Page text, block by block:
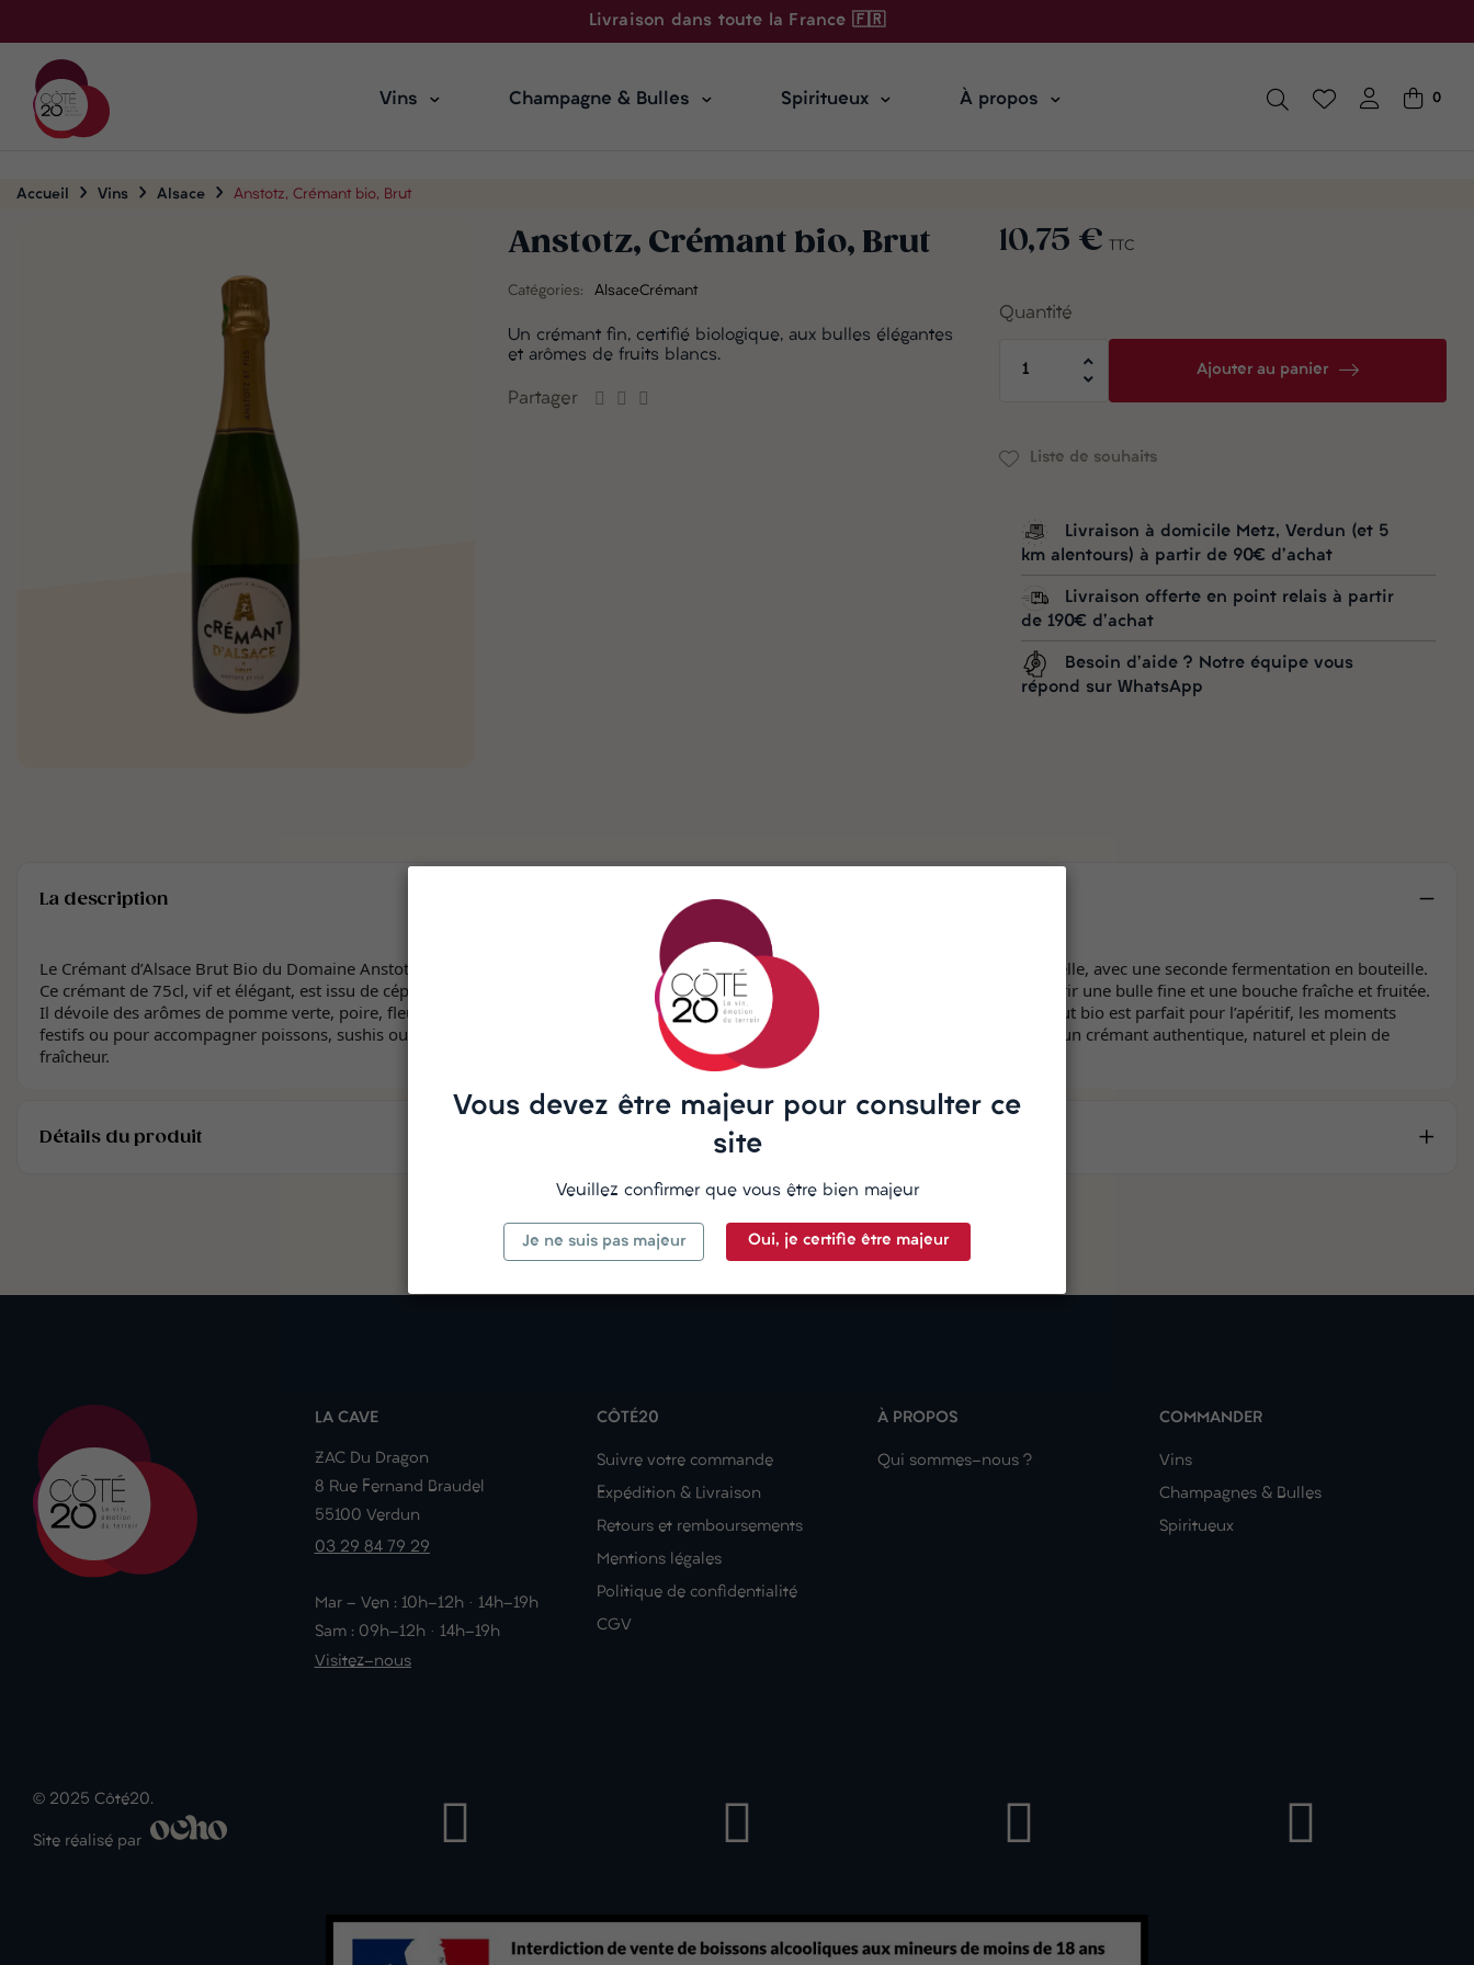
Livraison dans toute la France 🇫🇷
Vins Champagne & Bulles Spiritueux À propos 0
Accueil Vins Alsace Anstotz, Crémant bio, Brut
Anstotz, Crémant bio, Brut
Catégories: AlsaceCrémant
Un crémant fin, certifié biologique, aux bulles élégantes
et arômes de fruits blancs.
Partager
10,75 € TTC
Quantité
Ajouter au panier
Liste de souhaits
Livraison à domicile Metz, Verdun (et 5
km alentours) à partir de 90€ d'achat
Livraison offerte en point relais à partir
de 190€ d'achat
Besoin d'aide ? Notre équipe vous
répond sur WhatsApp
La description
Le Crémant d’Alsace Brut Bio du Domaine Anstotz & Fils est un vin effervescent certifié biologique, élaboré selon la méthode traditionnelle, avec une seconde fermentation en bouteille.
Ce crémant de 75cl, vif et élégant, est issu de cépages alsaciens soigneusement sélectionnés, souvent Pinot Blanc et Auxerrois, pour offrir une bulle fine et une bouche fraîche et fruitée.
Il dévoile des arômes de pomme verte, poire, fleurs blanches et une touche briochée grâce à son élevage sur lies. Sec et équilibré, ce brut bio est parfait pour l’apéritif, les moments
festifs ou pour accompagner poissons, sushis ou fromages frais. Le domaine Anstotz & Fils, engagé en agriculture biologique, signe ici un crémant authentique, naturel et plein de
fraîcheur.
Détails du produit
LA CAVE
ZAC Du Dragon
8 Rue Fernand Braudel
55100 Verdun
03 29 84 79 29
Mar - Ven : 10h-12h · 14h-19h
Sam : 09h-12h · 14h-19h
Visitez-nous
CÔTÉ20
Suivre votre commande
Expédition & Livraison
Retours et remboursements
Mentions légales
Politique de confidentialité
CGV
À PROPOS
Qui sommes-nous ?
COMMANDER
Vins
Champagnes & Bulles
Spiritueux
© 2025 Côté20.
Site réalisé par
Vous devez être majeur pour consulter ce
site
Veuillez confirmer que vous être bien majeur
Je ne suis pas majeur Oui, je certifie être majeur